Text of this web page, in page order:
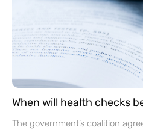
When will health checks
The government’s coalition